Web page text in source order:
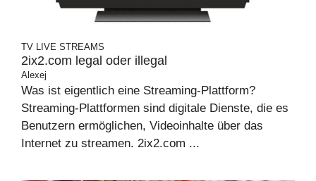
TV LIVE STREAMS
2ix2.com legal oder illegal
Alexej
Was ist eigentlich eine Streaming-Plattform?
Streaming-Plattformen sind digitale Dienste, die es
Benutzern ermöglichen, Videoinhalte über das
Internet zu streamen. 2ix2.com ...